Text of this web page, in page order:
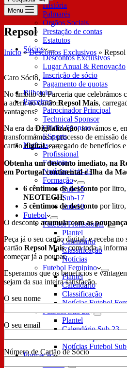
História
Palmarés
Órgãos Sociais
Prestação de contas
Estatutos
Sócios
Descontos Exclusivos
Lugar Anual & Renovação
Inscrição de sócio
Pagamento de quotas
Bilheteira
Parceiros
Patrocinador Principal
Technical Sponsor
Oficial Sponsor
ESports
Notícias
Profissional
Feminino
Notícias Sub-23
Formação
Sub-15
Sub-17
Sub-19
Futebol
Futebol Profissional
Plantel
Calendário
Classificação
Notícias
Futebol Feminino
Plantel
Calendário
Classificação
Notícias Futebol
Futebol Sub 23
Plantel
Calendário Sub 23
Classificação Sub 23
Notícias Futebol
Formação
Menu
Repsol
Início »Descontos Exclusivos » Repsol
Caro Sócio,
No âmbito da Parceria que celebrámos
a aderir ao cartãoRepsol Mais,
vantagens.
Na era daDigitalização, inovámos e,
transformámos o processo de emissão
cartãodigital, carregado de benefícios
Obtenha um desconto imediato, na
em Portugal continental e Ilha da
6 cêntimos de desconto por litro,
NEOTECH;
5 cêntimos de desconto por litro,
O desconto acumula com as
Peça já o seu cartão digital, e receba no
cartão Repsol Mais, com toda a
começar já a poupar.
Esperamos que os benefícios e
sejam da sua inteira satisfação.
O seu nome
O seu email
Número de Cartão de Sócio